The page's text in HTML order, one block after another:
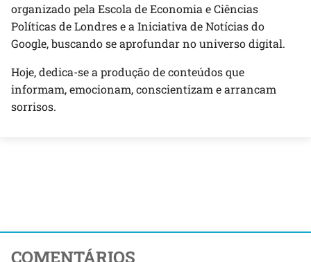
organizado pela Escola de Economia e Ciências
Políticas de Londres e a Iniciativa de Notícias do
Google, buscando se aprofundar no universo digital.
Hoje, dedica-se a produção de conteúdos que
informam, emocionam, conscientizam e arrancam
sorrisos.
COMENTÁRIOS